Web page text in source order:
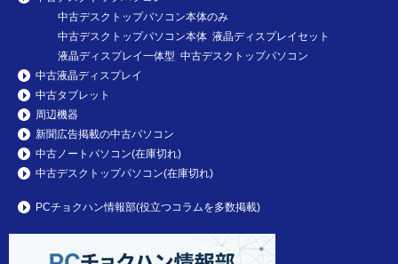
中古デスクトップパソコン本体のみ
中古デスクトップパソコン本体 液晶ディスプレイセット
液晶ディスプレイ一体型 中古デスクトップパソコン
中古液晶ディスプレイ
中古タブレット
周辺機器
新聞広告掲載の中古パソコン
中古ノートパソコン(在庫切れ)
中古デスクトップパソコン(在庫切れ)
PCチョクハン情報部(役立つコラムを多数掲載)